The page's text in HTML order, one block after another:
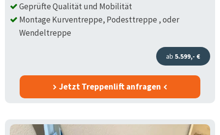
Geprüfte Qualität und Mobilität
Montage Kurventreppe, Podesttreppe , oder
Wendeltreppe
ab 5.599,- €
Jetzt Treppenlift anfragen